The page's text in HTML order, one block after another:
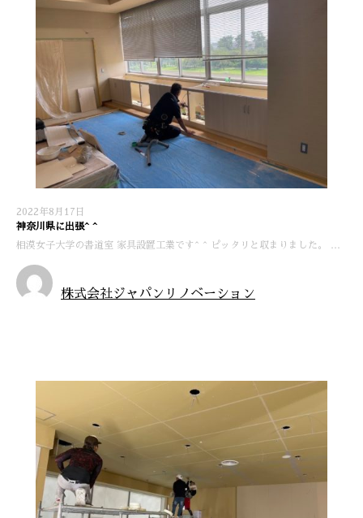
2022年8月17日
神奈川県に出張^ ^
相漠女子大学の書道室 家具設置工業です^ ^ ピッタリと収まりました。 …
株式会社ジャパンリノベーション